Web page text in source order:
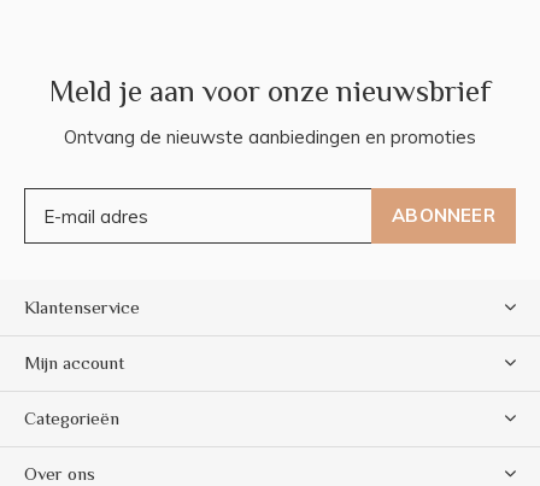
Meld je aan voor onze nieuwsbrief
Ontvang de nieuwste aanbiedingen en promoties
ABONNEER
Klantenservice
Mijn account
Categorieën
Over ons